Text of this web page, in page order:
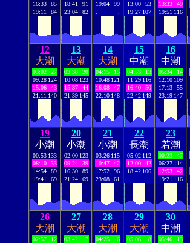
16:33
85
19:11
84
18:41
91
23:04
82
19:04
99
13:00
53
19:27 107
13:33
49
19:51 116
12
大潮
03:02
27
09:28 124
15:06
43
21:11 140
13
大潮
03:38
20
10:08 123
15:37
44
21:39 145
14
大潮
04:15
15
10:48 121
16:08
47
22:10 148
15
中潮
04:53
13
11:29 116
16:40
50
22:42 149
16
中潮
05:34
14
12:10 109
17:13
55
23:19 147
19
小潮
00:53 133
08:10
33
14:54
89
19:41
69
20
小潮
02:00 123
09:24
39
16:30
89
21:24
69
21
小潮
03:26 115
10:47
42
17:52
96
23:08
61
22
長潮
05:02 112
12:00
42
18:42 106
23
若潮
00:23
47
06:27 114
12:53
42
19:21 116
26
大潮
02:57
12
27
大潮
03:42
7
28
大潮
04:25
6
29
大潮
05:06
8
30
中潮
05:46
13